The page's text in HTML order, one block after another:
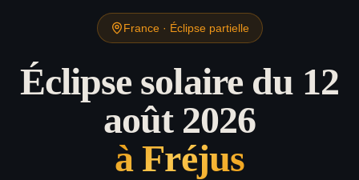
France· Éclipse partielle
Éclipse solaire du 12
août 2026
àFréjus